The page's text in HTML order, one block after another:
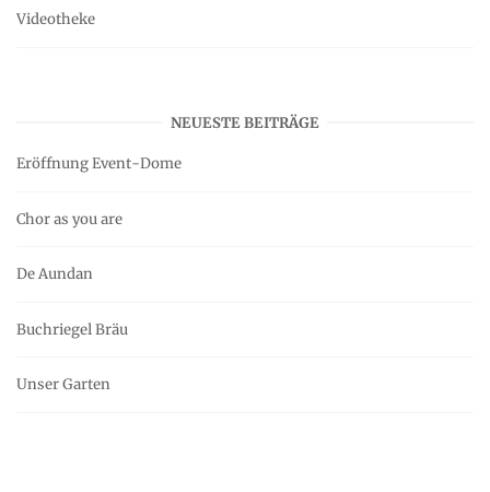
Videotheke
NEUESTE BEITRÄGE
Eröffnung Event-Dome
Chor as you are
De Aundan
Buchriegel Bräu
Unser Garten